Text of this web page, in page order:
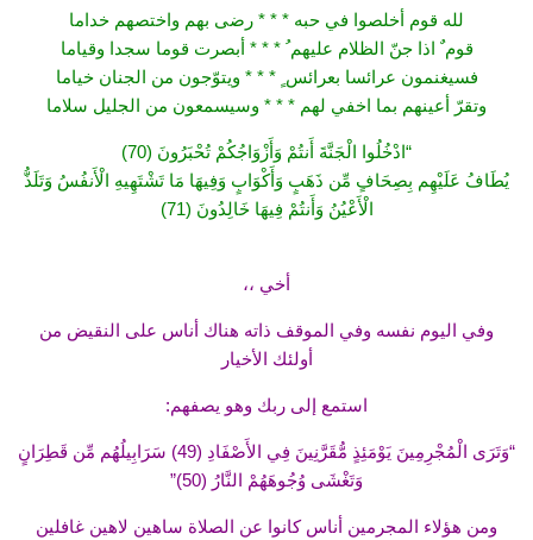
لله قوم أخلصوا في حبه * * * رضى بهم واختصهم خداما
قوم ٌ اذا جنّ الظلام عليهم ُ * * * أبصرت قوما سجدا وقياما
فسيغنمون عرائسا بعرائس ٍ * * * ويتوّجون من الجنان خياما
وتقرّ أعينهم بما اخفي لهم * * * وسيسمعون من الجليل سلاما
“ادْخُلُوا الْجَنَّةَ أَنتُمْ وَأَزْوَاجُكُمْ تُحْبَرُونَ (70)
يُطَافُ عَلَيْهِم بِصِحَافٍ مِّن ذَهَبٍ وَأَكْوَابٍ وَفِيهَا مَا تَشْتَهِيهِ الْأَنفُسُ وَتَلَذُّ
الْأَعْيُنُ وَأَنتُمْ فِيهَا خَالِدُونَ (71)
أخي ،،
وفي اليوم نفسه وفي الموقف ذاته هناك أناس على النقيض من
أولئك الأخيار
استمع إلى ربك وهو يصفهم:
“وَتَرَى الْمُجْرِمِينَ يَوْمَئِذٍ مُّقَرَّنِينَ فِي الأَصْفَادِ (49) سَرَابِيلُهُم مِّن قَطِرَانٍ
وَتَغْشَى وُجُوهَهُمْ النَّارُ (50)”
ومن هؤلاء المجرمين أناس كانوا عن الصلاة ساهين لاهين غافلين